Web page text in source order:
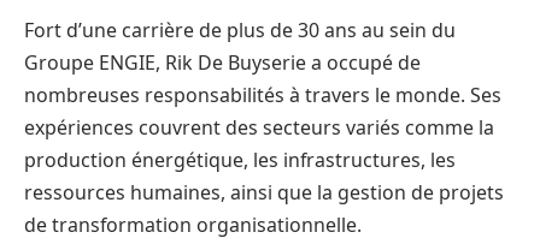
Fort d’une carrière de plus de 30 ans au sein du
Groupe ENGIE, Rik De Buyserie a occupé de
nombreuses responsabilités à travers le monde. Ses
expériences couvrent des secteurs variés comme la
production énergétique, les infrastructures, les
ressources humaines, ainsi que la gestion de projets
de transformation organisationnelle.